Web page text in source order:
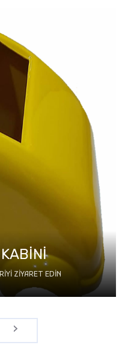
ZIYARET EDIN
›